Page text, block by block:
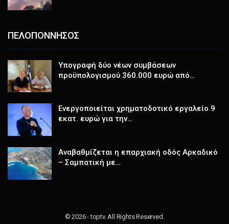
ΠΕΛΟΠΟΝΝΗΣΟΣ
Υπογραφή δύο νέων συμβάσεων
προϋπολογισμού 360.000 ευρώ από…
Ενεργοποιείται χρηματοδοτικό εργαλείο 9
εκατ. ευρώ για την…
Αναβαθμίζεται η επαρχιακή οδός Αρκαδικό
– Σαμπατική με…
© 2026 - toptv. All Rights Reserved.